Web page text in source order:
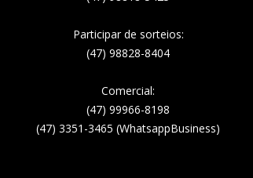
Participar de sorteios:
(47) 98828-8404
Comercial:
(47) 99966-8198
(47) 3351-3465 (WhatsappBusiness)